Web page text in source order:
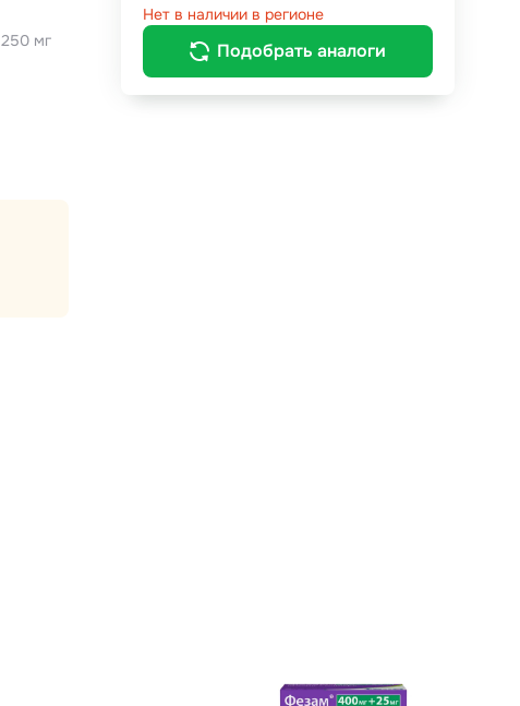
250 мг
Нет в наличии в регионе
Подобрать аналоги